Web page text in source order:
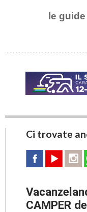
le
Ci trovate
CAMPER